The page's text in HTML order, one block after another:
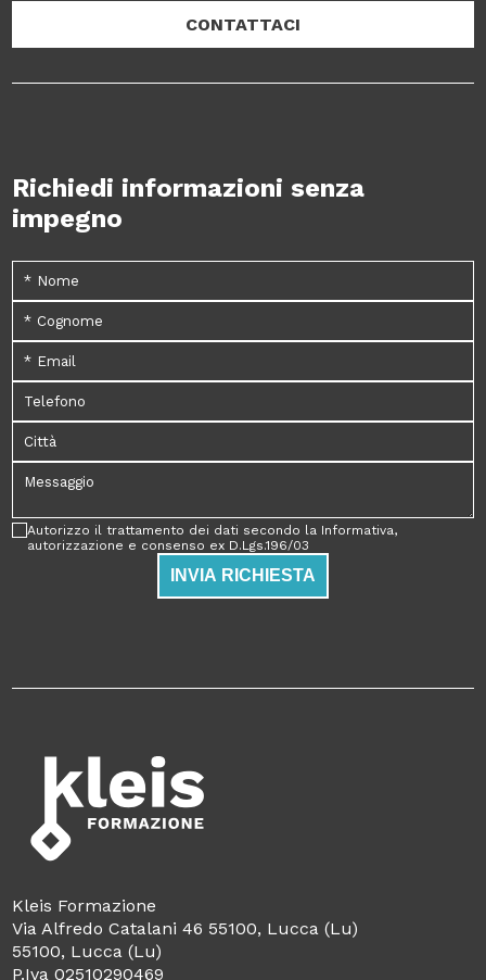
CONTATTACI
Richiedi informazioni senza
impegno
Autorizzo il trattamento dei dati secondo la Informativa,
autorizzazione e consenso ex D.Lgs.196/03
INVIA RICHIESTA
Kleis Formazione
Via Alfredo Catalani 46 55100, Lucca (Lu)
55100, Lucca (Lu)
P.Iva 02510290469